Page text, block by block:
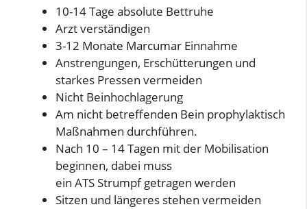
10-14 Tage absolute Bettruhe
Arzt verständigen
3-12 Monate Marcumar Einnahme
Anstrengungen, Erschütterungen und
starkes Pressen vermeiden
Nicht Beinhochlagerung
Am nicht betreffenden Bein prophylaktisch
Maßnahmen durchführen.
Nach 10 – 14 Tagen mit der Mobilisation
beginnen, dabei muss
ein ATS Strumpf getragen werden
Sitzen und längeres stehen vermeiden